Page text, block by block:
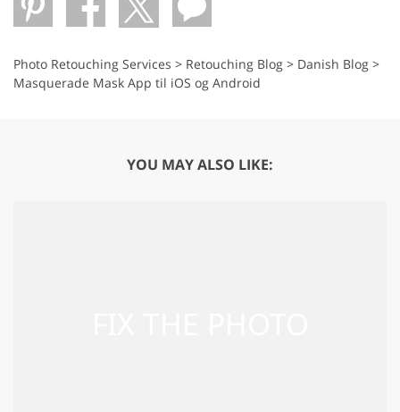
Photo Retouching Services > Retouching Blog > Danish Blog >
Masquerade Mask App til iOS og Android
YOU MAY ALSO LIKE: